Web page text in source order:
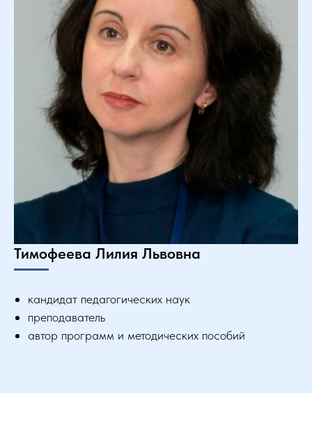
Тимофеева Лилия Львовна
кандидат педагогических наук
преподаватель
автор программ и методических пособий